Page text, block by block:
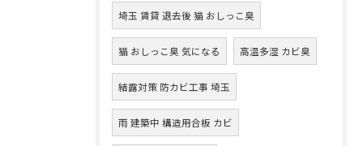
埼玉 賃貸 退去後 猫 おしっこ臭
猫 おしっこ臭 気になる 高温多湿 カビ臭
結露対策 防カビ工事 埼玉
雨 建築中 構造用合板 カビ